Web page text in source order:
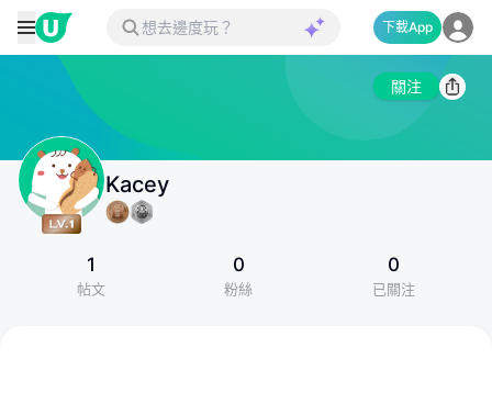
下載App
關注
Kacey
1
帖文
0
粉絲
0
已關注